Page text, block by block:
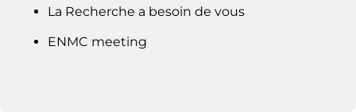
La Recherche a besoin de vous
ENMC meeting